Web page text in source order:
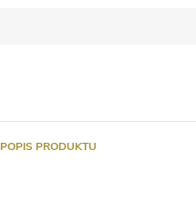
POPIS PRODUKTU